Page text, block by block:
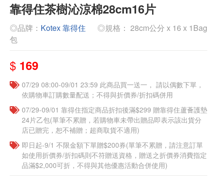
靠得住茶樹沁涼棉28cm16片
◎品牌： Kotex 靠得住
◎規格： 28cm公分 x 16 x 1Bag
包
$ 169
07/29 08:00-09/01 23:59 此商品買一送一， 請以偶數下單，
依購物車訂購數量配送；不得與折價券/折扣碼併用
07/29-09/01 靠得住指定商品折扣後滿$299 贈靠得住蘆薈護墊
24片乙包(單筆不累贈，若購物車未帶出贈品即表示該出貨分
店已贈完，恕不補贈；超商取貨不適用)
即日起-9/1 不限金額下單贈$200券(單筆不累贈，請注意訂單
如使用折價券/折扣碼則不符贈送資格，贈送之折價券消費指定
品滿$2,000可折，不得與其他優惠活動合併使用)